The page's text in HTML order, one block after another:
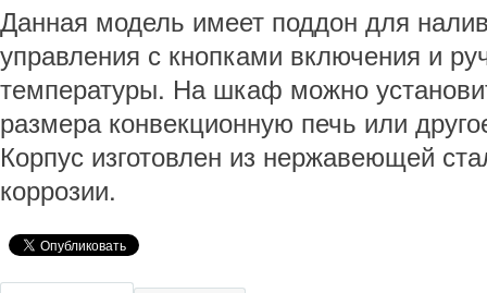
Данная модель имеет поддон для
управления с кнопками включения и
температуры. На шкаф можно
размера конвекционную печь или
Корпус изготовлен из нержавеющей
коррозии.